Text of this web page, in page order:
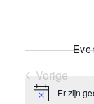
BerichtEr zijn
Vorige